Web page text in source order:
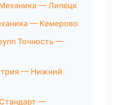
— Липецк
— Кемерово
Точность —
— Нижний
—